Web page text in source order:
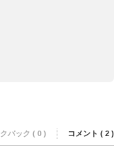
クバック ( 0 ) コメント ( 2 )